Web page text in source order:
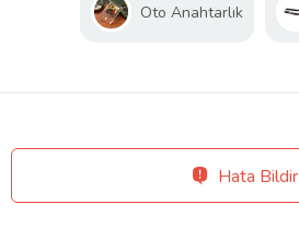
Oto Anahtarlık
Hata Bildir